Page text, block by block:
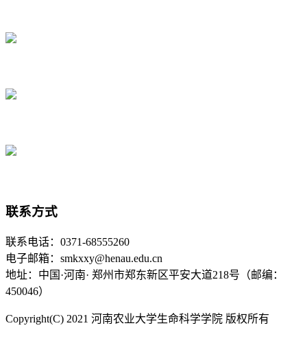
联系方式
联系电话：0371-68555260
电子邮箱：smkxxy@henau.edu.cn
地址：中国·河南· 郑州市郑东新区平安大道218号（邮编：
450046）
Copyright(C) 2021 河南农业大学生命科学学院 版权所有